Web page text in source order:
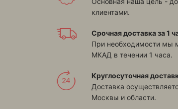
клиентами.
Срочная доставка за 1
При необходимости мы
МКАД в течении 1 часа.
Круглосуточная
Доставка
Москвы и области.